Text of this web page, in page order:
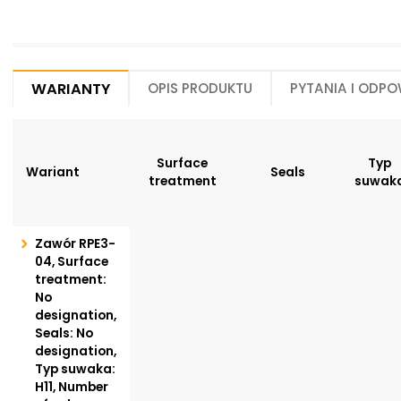
Warianty Opis produktu Pytania i
Wariant
Surface
treatment
Seals
Typ
Zawór RPE3-
04, Surface
treatment:
No
designation,
Seals: No
designation,
Typ suwaka:
H11, Number